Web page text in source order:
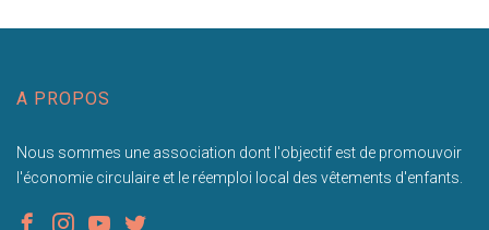
A PROPOS
Nous sommes une association dont l'objectif est de promouvoir
l'économie circulaire et le réemploi local des vêtements d'enfants.